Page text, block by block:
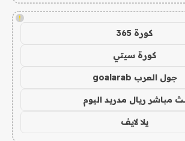
!
كورة 365
كورة سيتي
جول العرب goalarab
مباشر ريال مدريد اليوم
يلا لايف